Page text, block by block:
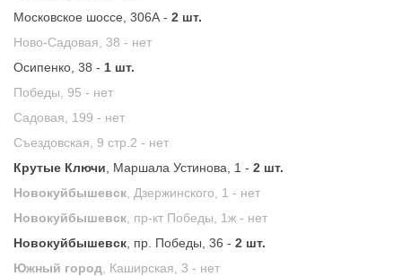
Московское шоссе, 306А - 2 шт.
Ново-Садовая, 38 - нет
Осипенко, 38 - 1 шт.
Победы, 95 - нет
Садовая, 199 - нет
Съездовская, 9 стр.2 - нет
Крутые Ключи , Маршала Устинова, 1 - 2 шт.
Новокуйбышевск , Дзержинского, 1 - нет
Новокуйбышевск , пр-кт Победы, 1ж - нет
Новокуйбышевск , пр. Победы, 36 - 2 шт.
Южный город , Каширская, 3 - нет